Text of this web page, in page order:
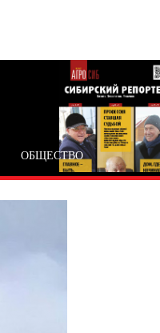
ОБЩЕСТВО